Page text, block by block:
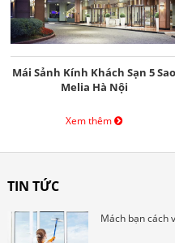
Mái Sảnh Kính Khách Sạn 5 Sao
Melia Hà Nội
Xem thêm
TIN TỨC
Mách bạn cách